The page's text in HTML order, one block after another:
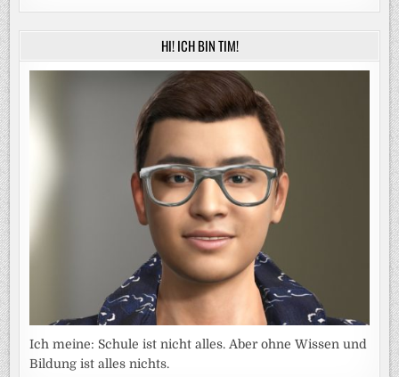
HI! ICH BIN TIM!
Ich meine: Schule ist nicht alles. Aber ohne Wissen und
Bildung ist alles nichts.